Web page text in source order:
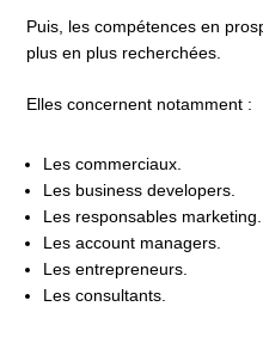
Puis, les compétences en
plus en plus recherchées.
Elles concernent notamment :
Les commerciaux.
Les business developers.
Les responsables marketing.
Les account managers.
Les entrepreneurs.
Les consultants.